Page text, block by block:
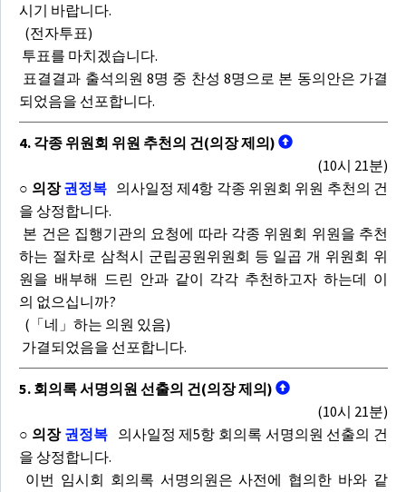
시기 바랍니다.
(전자투표)
투표를 마치겠습니다.
표결결과 출석의원 8명 중 찬성 8명으로 본 동의안은 가결
되었음을 선포합니다.
4. 각종 위원회 위원 추천의 건(의장 제의)
(10시 21분)
○ 의장권정복 의사일정 제4항 각종 위원회 위원 추천의 건
을 상정합니다.
본 건은 집행기관의 요청에 따라 각종 위원회 위원을 추천
하는 절차로 삼척시 군립공원위원회 등 일곱 개 위원회 위
원을 배부해 드린 안과 같이 각각 추천하고자 하는데 이
의 없으십니까?
(「네」하는 의원 있음)
가결되었음을 선포합니다.
5. 회의록 서명의원 선출의 건(의장 제의)
(10시 21분)
○ 의장 권정복의사일정 제5항 회의록 서명의원 선출의 건
을 상정합니다.
이번 임시회 회의록 서명의원은 사전에 협의한 바와 같